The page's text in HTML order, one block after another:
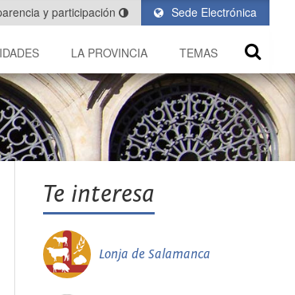
Sede Electrónica
y participación
LA PROVINCIA TEMAS
Te interesa
Lonja de Salamanca